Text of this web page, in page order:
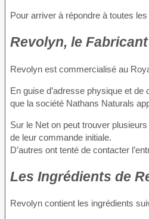
Pour arriver à répondre à toutes
Revolyn, le Fabricant
Revolyn est commercialisé au
En guise d’adresse physique et
que la société Nathans Naturals
Sur le Net on peut trouver
de leur commande initiale.
D’autres ont tenté de contacter
Les Ingrédients de
Revolyn contient les ingrédients